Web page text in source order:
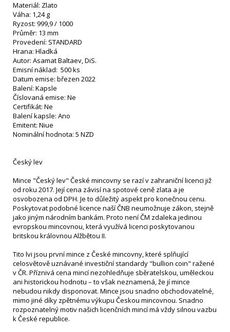
Materiál: Zlato
Váha: 1,24 g
Ryzost: 999,9 / 1000
Průměr: 13 mm
Provedení: STANDARD
Hrana: Hladká
Autor: Asamat Baltaev, DiS.
Emisní náklad: 500 ks
Datum emise: březen 2022
Balení: Kapsle
Číslovaná emise: Ne
Certifikát: Ne
Balení kapsle: Ano
Emitent: Niue
Nominální hodnota: 5 NZD
Český lev
Mince "Český lev" České mincovny se razí v zahraniční licenci již
od roku 2017. Její cena závisí na spotové ceně zlata a je
osvobozena od DPH. Je to důležitý aspekt pro konečnou cenu.
Poskytovat podobné licence naší ČNB neumožnuje zákon, stejně
jako jiným národním bankám. Proto není ČM zdaleka jedinou
evropskou mincovnou, která využívá licenci poskytovanou
britskou královnou Alžbětou II.
Tito lvi jsou první mince z České mincovny, které splňující
celosvětově uznávané investiční standardy "bullion coin" ražené
v ČR. Příznivá cena mincí nezohledňuje sběratelskou, uměleckou
ani historickou hodnotu – to však neznamená, že jí mince
nebudou nikdy disponovat. Mince jsou snadno obchodovatelné,
mimo jiné díky zpětnému výkupu Českou mincovnou. Snadno
rozpoznatelný motiv našich licenčních mincí má vždy silnou vazbu
k České republice.